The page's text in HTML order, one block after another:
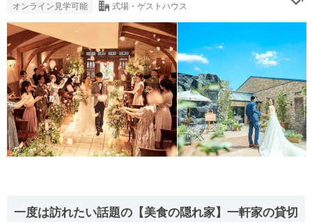
オンライン見学可能 式場・ゲストハウス
一度は訪れたい話題の【美食の隠れ家】一軒家の貸切